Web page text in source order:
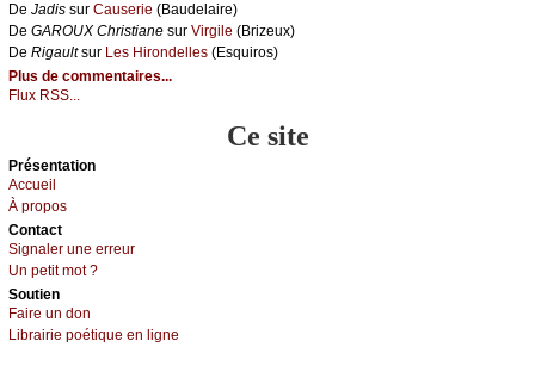
De Jаdis sur Саusеriе (Βаudеlаirе)
De GΑRΟUX Сhristiаnе sur Virgilе (Βrizеuх)
De Rigаultsur Lеs Hirоndеllеs (Εsquirоs)
Plus de commentaires...
Flux RSS...
Ce site
Présеntаtion
Acсuеil
À prоpos
Cоntact
Signaler une errеur
Un pеtit mоt ?
Sоutien
Fаirе un dоn
Librairiе pоétique en lignе